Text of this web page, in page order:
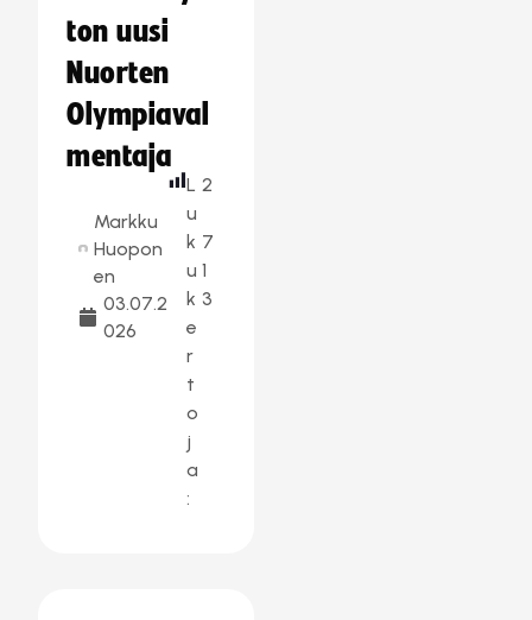
ton uusi
Nuorten
Olympiaval
mentaja
Markku
Huopon
en
03.07.2
026
L
u
k
u
k
e
r
t
o
j
a
:
2
7
1
3